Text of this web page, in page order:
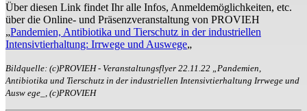
Über diesen Link findet Ihr alle Infos, Anmeldemöglichkeiten, etc.
über die Online- und Präsenzveranstaltung von PROVIEH
„Pandemien, Antibiotika und Tierschutz in der industriellen
Intensivtierhaltung: Irrwege und Auswege„
Bildquelle: (c)PROVIEH - Veranstaltungsflyer 22.11.22 „Pandemien,
Antibiotika und Tierschutz in der industriellen Intensivtierhaltung Irrwege und
Ausw ege_, (c)PROVIEH